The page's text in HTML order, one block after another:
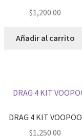
5.00de 5
$1,200.00
Añadir al carrito
DRAG 4 KIT VOOPOO
$1,250.00